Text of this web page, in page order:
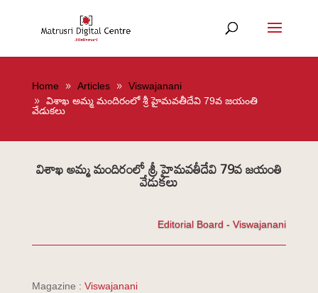
Home Articles
Viswajanani
విశాఖ అమ్మ మందిరంలో శ్రీ హైమవతీదేవి 79వ జయంతి
వేడుకలు
విశాఖ అమ్మ మందిరంలో శ్రీ హైమవతీదేవి 79వ జయంతి
వేడుకలు
Editorial Board - Viswajanani
Magazine : Viswajanani